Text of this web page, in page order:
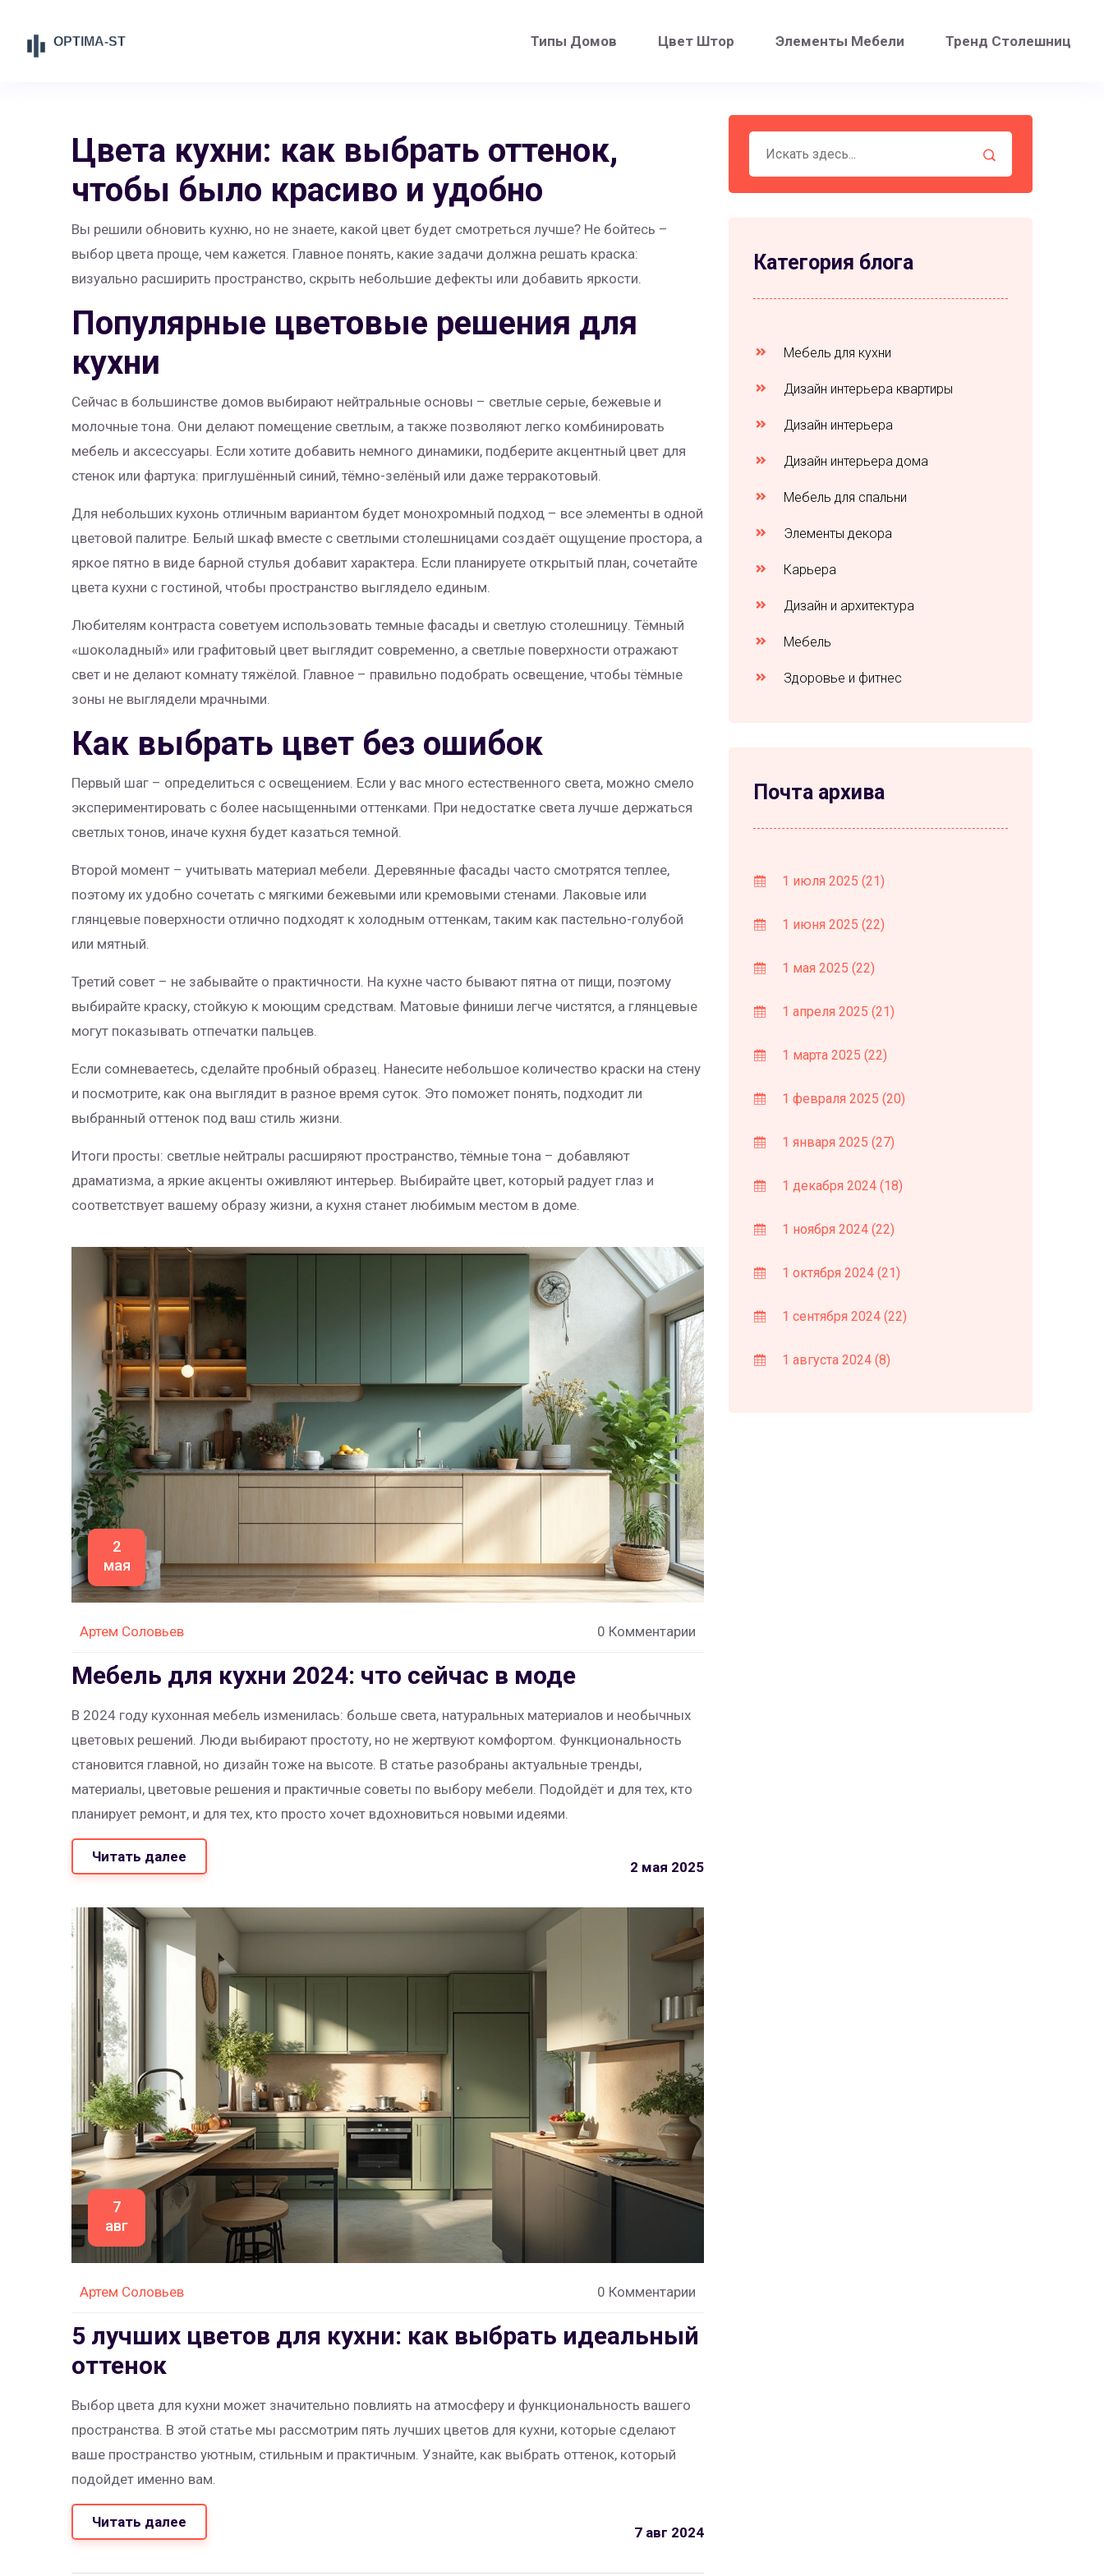
Типы Домов Цвет Штор Элементы Мебели Тренд Столешниц
Цвета кухни: как выбрать оттенок,
чтобы было красиво и удобно
Вы решили обновить кухню, но не знаете, какой цвет будет смотреться лучше? Не бойтесь –
выбор цвета проще, чем кажется. Главное понять, какие задачи должна решать краска:
визуально расширить пространство, скрыть небольшие дефекты или добавить яркости.
Популярные цветовые решения для
кухни
Сейчас в большинстве домов выбирают нейтральные основы – светлые серые, бежевые и
молочные тона. Они делают помещение светлым, а также позволяют легко комбинировать
мебель и аксессуары. Если хотите добавить немного динамики, подберите акцентный цвет для
стенок или фартука: приглушённый синий, тёмно-зелёный или даже терракотовый.
Для небольших кухонь отличным вариантом будет монохромный подход – все элементы в одной
цветовой палитре. Белый шкаф вместе с светлыми столешницами создаёт ощущение простора, а
яркое пятно в виде барной стулья добавит характера. Если планируете открытый план, сочетайте
цвета кухни с гостиной, чтобы пространство выглядело единым.
Любителям контраста советуем использовать темные фасады и светлую столешницу. Тёмный
«шоколадный» или графитовый цвет выглядит современно, а светлые поверхности отражают
свет и не делают комнату тяжёлой. Главное – правильно подобрать освещение, чтобы тёмные
зоны не выглядели мрачными.
Как выбрать цвет без ошибок
Первый шаг – определиться с освещением. Если у вас много естественного света, можно смело
экспериментировать с более насыщенными оттенками. При недостатке света лучше держаться
светлых тонов, иначе кухня будет казаться темной.
Второй момент – учитывать материал мебели. Деревянные фасады часто смотрятся теплее,
поэтому их удобно сочетать с мягкими бежевыми или кремовыми стенами. Лаковые или
глянцевые поверхности отлично подходят к холодным оттенкам, таким как пастельно-голубой
или мятный.
Третий совет – не забывайте о практичности. На кухне часто бывают пятна от пищи, поэтому
выбирайте краску, стойкую к моющим средствам. Матовые финиши легче чистятся, а глянцевые
могут показывать отпечатки пальцев.
Если сомневаетесь, сделайте пробный образец. Нанесите небольшое количество краски на стену
и посмотрите, как она выглядит в разное время суток. Это поможет понять, подходит ли
выбранный оттенок под ваш стиль жизни.
Итоги просты: светлые нейтралы расширяют пространство, тёмные тона – добавляют
драматизма, а яркие акценты оживляют интерьер. Выбирайте цвет, который радует глаз и
соответствует вашему образу жизни, а кухня станет любимым местом в доме.
2
мая
Артем Соловьев 0 Комментарии
Мебель для кухни 2024: что сейчас в моде
В 2024 году кухонная мебель изменилась: больше света, натуральных материалов и необычных
цветовых решений. Люди выбирают простоту, но не жертвуют комфортом. Функциональность
становится главной, но дизайн тоже на высоте. В статье разобраны актуальные тренды,
материалы, цветовые решения и практичные советы по выбору мебели. Подойдёт и для тех, кто
планирует ремонт, и для тех, кто просто хочет вдохновиться новыми идеями.
Читать далее
2 мая 2025
7
авг
Артем Соловьев 0 Комментарии
5 лучших цветов для кухни: как выбрать идеальный
оттенок
Выбор цвета для кухни может значительно повлиять на атмосферу и функциональность вашего
пространства. В этой статье мы рассмотрим пять лучших цветов для кухни, которые сделают
ваше пространство уютным, стильным и практичным. Узнайте, как выбрать оттенок, который
подойдет именно вам.
Читать далее
7 авг 2024
Категория блога
Мебель для кухни
Дизайн интерьера квартиры
Дизайн интерьера
Дизайн интерьера дома
Мебель для спальни
Элементы декора
Карьера
Дизайн и архитектура
Мебель
Здоровье и фитнес
Почта архива
1 июля 2025 (21)
1 июня 2025 (22)
1 мая 2025 (22)
1 апреля 2025 (21)
1 марта 2025 (22)
1 февраля 2025 (20)
1 января 2025 (27)
1 декабря 2024 (18)
1 ноября 2024 (22)
1 октября 2024 (21)
1 сентября 2024 (22)
1 августа 2024 (8)